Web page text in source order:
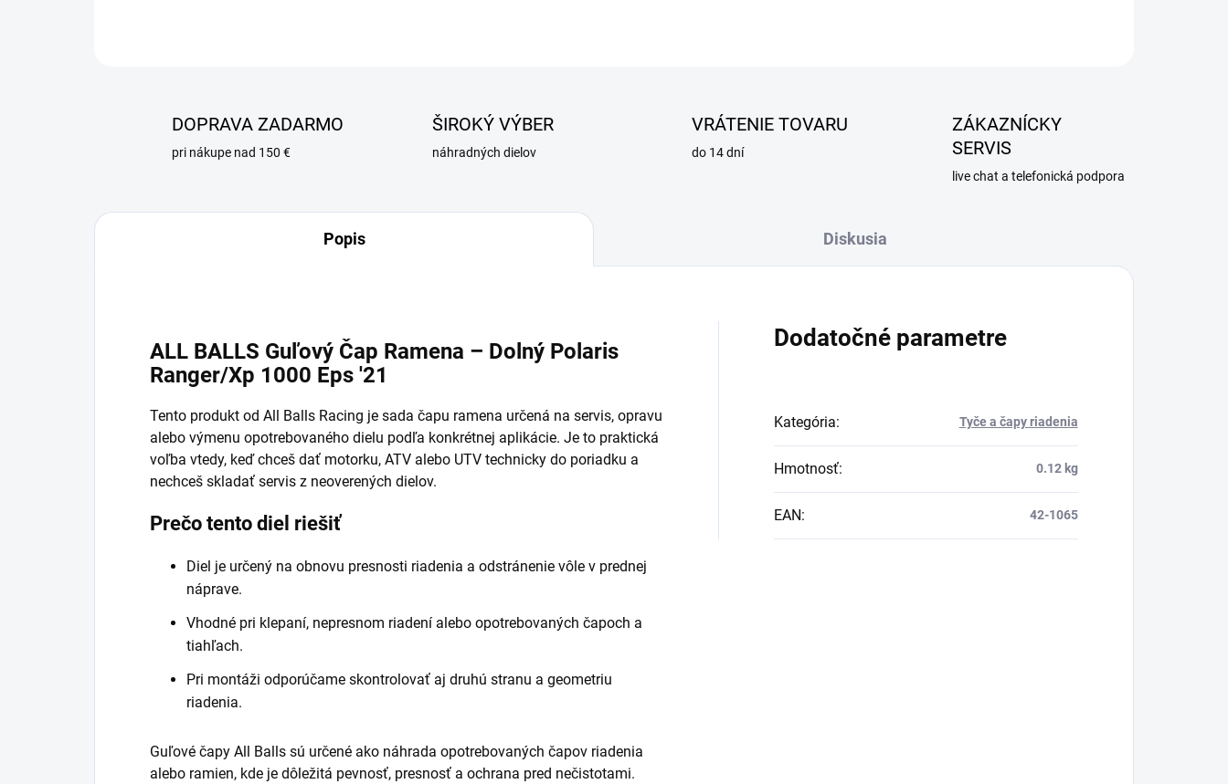
DOPRAVA ZADARMO
pri nákupe nad 150 €
ŠIROKÝ VÝBER
náhradných dielov
VRÁTENIE TOVARU
do 14 dní
ZÁKAZNÍCKY
SERVIS
live chat a telefonická podpora
Popis Diskusia
ALL BALLS Guľový Čap Ramena – Dolný Polaris
Ranger/Xp 1000 Eps '21
Tento produkt od All Balls Racing je sada čapu ramena určená na servis, opravu
alebo výmenu opotrebovaného dielu podľa konkrétnej aplikácie. Je to praktická
voľba vtedy, keď chceš dať motorku, ATV alebo UTV technicky do poriadku a
nechceš skladať servis z neoverených dielov.
Prečo tento diel riešiť
Diel je určený na obnovu presnosti riadenia a odstránenie vôle v prednej
náprave.
Vhodné pri klepaní, nepresnom riadení alebo opotrebovaných čapoch a
tiahľach.
Pri montáži odporúčame skontrolovať aj druhú stranu a geometriu
riadenia.
Guľové čapy All Balls sú určené ako náhrada opotrebovaných čapov riadenia
alebo ramien, kde je dôležitá pevnosť, presnosť a ochrana pred nečistotami.
Dodatočné parametre
Kategória: Tyče a čapy riadenia
Hmotnosť: 0.12 kg
EAN: 42-1065